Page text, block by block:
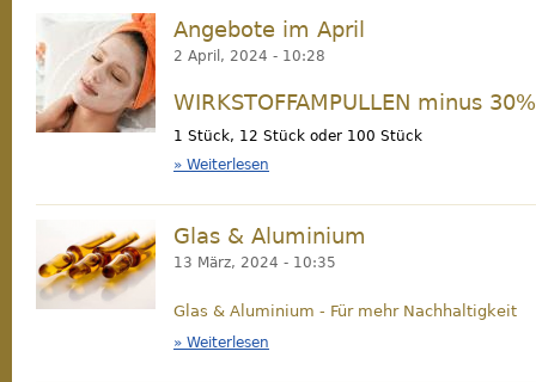
crememaske.jpg
Angebote im April
2 April, 2024 - 10:28
WIRKSTOFFAMPULLEN minus 30%
1 Stück, 12 Stück oder 100 Stück
Weiterlesen
wirkstoffampulle.jpg.png
Glas & Aluminium
13 März, 2024 - 10:35
Glas & Aluminium - Für mehr Nachhaltigkeit
Weiterlesen